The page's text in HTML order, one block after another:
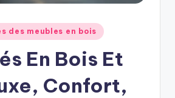
des meubles en bois
En Bois Et
Confort,